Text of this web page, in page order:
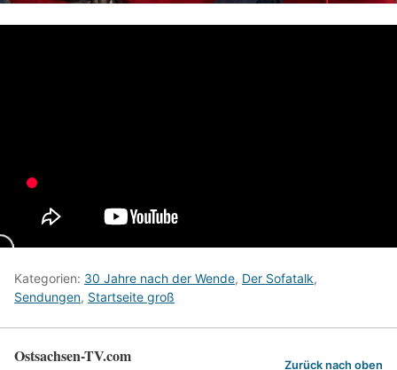
Kategorien: 30 Jahre nach der Wende, Der Sofatalk,
Sendungen, Startseite groß
Ostsachsen-TV.com Zurück nach oben